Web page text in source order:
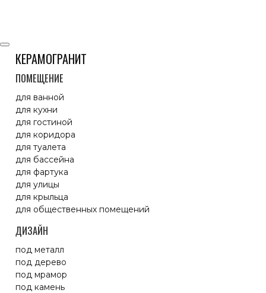
КЕРАМОГРАНИТ
ПОМЕЩЕНИЕ
для ванной
для кухни
для гостиной
для коридора
для туалета
для бассейна
для фартука
для улицы
для крыльца
для общественных помещений
ДИЗАЙН
под металл
под дерево
под мрамор
под камень